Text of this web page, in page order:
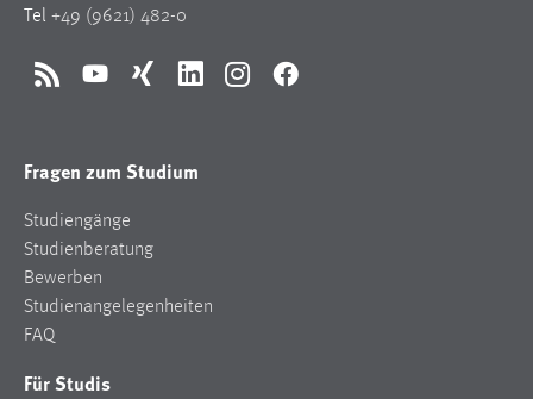
Tel +49 (9621) 482-0
RSS YouTubeXing LinkedInInstagramFacebook
Fragen zum Studium
Studiengänge
Studienberatung
Bewerben
Studienangelegenheiten
FAQ
Für Studis